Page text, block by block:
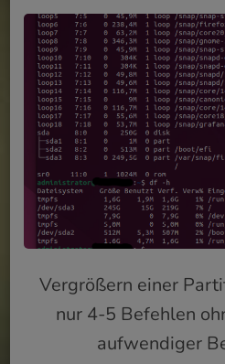
Vergrößern einer
nur 4-5 Befehlen
aufwendiger